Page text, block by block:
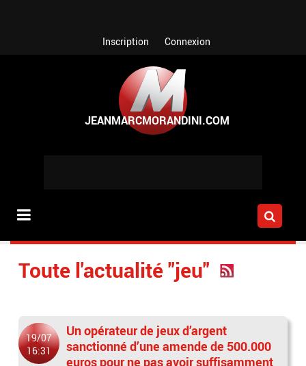
Inscription Connexion
Toute l'actualité "jeu"
19/07
16:31
Un opérateur de jeux d’argent
sanctionné d’une amende de 500.000
euros pour ne pas avoir suffisamment